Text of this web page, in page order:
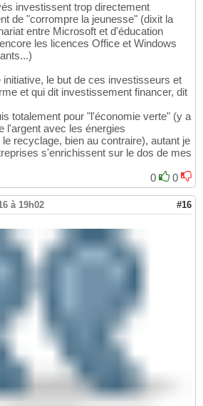
investissent trop directement
de "corrompre la jeunesse" (dixit la
entre Microsoft et d'éducation
les licences Office et Windows
le but de ces investisseurs et
et qui dit investissement financer, dit
totalement pour "l'économie verte" (y a
l'argent avec les énergies
recyclage, bien au contraire), autant je
s'enrichissent sur le dos de mes
0
0
à 19h02 #16